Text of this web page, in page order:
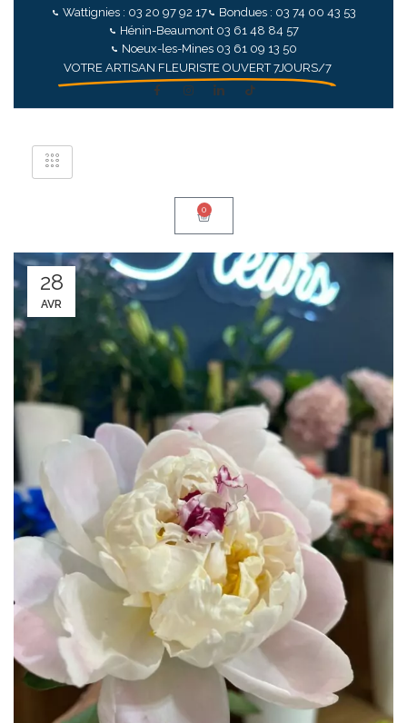
Wattignies : 03 20 97 92 17
Bondues : 03 74 00 43 53
Hénin-Beaumont 03 61 48 84 57
Noeux-les-Mines 03 61 09 13 50
VOTRE ARTISAN FLEURISTE OUVERT 7JOURS/7
0
28
AVR